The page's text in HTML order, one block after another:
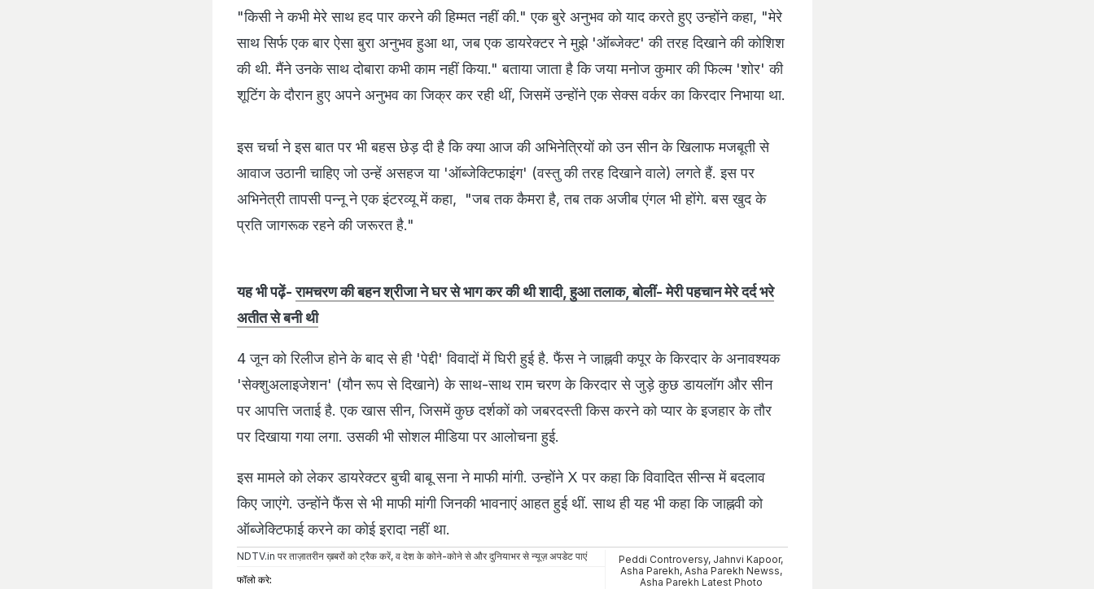
"किसी ने कभी मेरे साथ हद पार करने की हिम्मत नहीं की." एक बुरे अनुभव को याद करते हुए उन्होंने कहा, "मेरे
साथ सिर्फ एक बार ऐसा बुरा अनुभव हुआ था, जब एक डायरेक्टर ने मुझे 'ऑब्जेक्ट' की तरह दिखाने की कोशिश
की थी. मैंने उनके साथ दोबारा कभी काम नहीं किया." बताया जाता है कि जया मनोज कुमार की फिल्म 'शोर' की
शूटिंग के दौरान हुए अपने अनुभव का जिक्र कर रही थीं, जिसमें उन्होंने एक सेक्स वर्कर का किरदार निभाया था.
इस चर्चा ने इस बात पर भी बहस छेड़ दी है कि क्या आज की अभिनेत्रियों को उन सीन के खिलाफ मजबूती से
आवाज उठानी चाहिए जो उन्हें असहज या 'ऑब्जेक्टिफाइंग' (वस्तु की तरह दिखाने वाले) लगते हैं. इस पर
अभिनेत्री तापसी पन्नू ने एक इंटरव्यू में कहा, "जब तक कैमरा है, तब तक अजीब एंगल भी होंगे. बस खुद के
प्रति जागरूक रहने की जरूरत है."
यह भी पढ़ें-रामचरण की बहन श्रीजा ने घर से भाग कर की थी शादी, हुआ तलाक, बोलीं- मेरी पहचान मेरे दर्द भरे
अतीत से बनी थी
4 जून को रिलीज होने के बाद से ही 'पेद्दी' विवादों में घिरी हुई है. फैंस ने जाह्नवी कपूर के किरदार के अनावश्यक
'सेक्शुअलाइजेशन' (यौन रूप से दिखाने) के साथ-साथ राम चरण के किरदार से जुड़े कुछ डायलॉग और सीन
पर आपत्ति जताई है. एक खास सीन, जिसमें कुछ दर्शकों को जबरदस्ती किस करने को प्यार के इजहार के तौर
पर दिखाया गया लगा. उसकी भी सोशल मीडिया पर आलोचना हुई.
इस मामले को लेकर डायरेक्टर बुची बाबू सना ने माफी मांगी. उन्होंने X पर कहा कि विवादित सीन्स में बदलाव
किए जाएंगे. उन्होंने फैंस से भी माफी मांगी जिनकी भावनाएं आहत हुई थीं. साथ ही यह भी कहा कि जाह्नवी को
ऑब्जेक्टिफाई करने का कोई इरादा नहीं था.
NDTV.in पर ताज़ातरीन ख़बरों को ट्रैक करें, व देश के कोने-कोने से और दुनियाभर से न्यूज़ अपडेट पाएं
फॉलो करे:
Peddi Controversy, Jahnvi Kapoor,
Asha Parekh, Asha Parekh Newss,
Asha Parekh Latest Photo